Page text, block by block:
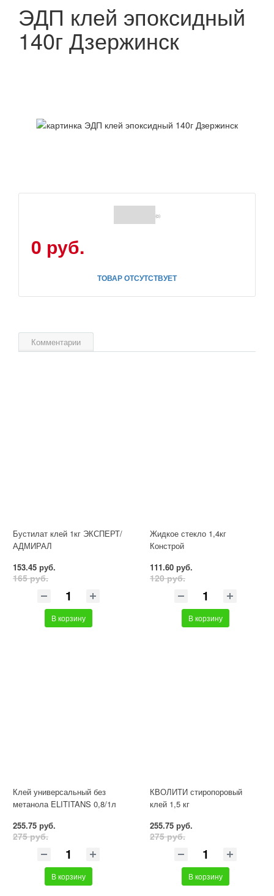
ЭДП клей эпоксидный
140г Дзержинск
(0)
0 руб.
ТОВАР ОТСУТСТВУЕТ
Комментарии
Бустилат клей 1кг ЭКСПЕРТ/
АДМИРАЛ
153.45 руб.
165 руб.
В корзину
Жидкое стекло 1,4кг
Констрой
111.60 руб.
120 руб.
В корзину
Клей универсальный без
метанола ELITITANS 0,8/1л
255.75 руб.
275 руб.
В корзину
КВОЛИТИ стиропоровый
клей 1,5 кг
255.75 руб.
275 руб.
В корзину